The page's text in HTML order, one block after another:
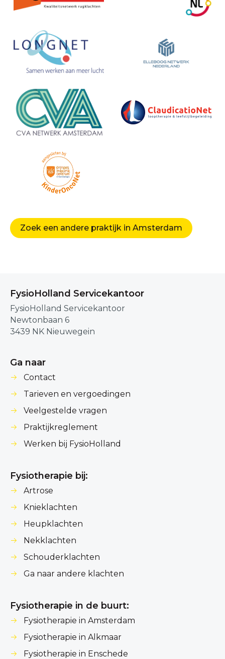
Zoek een andere praktijk in Amsterdam
FysioHolland Servicekantoor
FysioHolland Servicekantoor
Newtonbaan 6
3439 NK Nieuwegein
Ga naar
Contact
Tarieven en vergoedingen
Veelgestelde vragen
Praktijkreglement
Werken bij FysioHolland
Fysiotherapie bij:
Artrose
Knieklachten
Heupklachten
Nekklachten
Schouderklachten
Ga naar andere klachten
Fysiotherapie in de buurt:
Fysiotherapie in Amsterdam
Fysiotherapie in Alkmaar
Fysiotherapie in Enschede